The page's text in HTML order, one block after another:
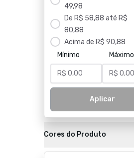
49,98
De R$ 58,88 até R$
80,88
Acima de R$ 90,88
Mínimo
Máximo
Aplicar
Cores do Produto